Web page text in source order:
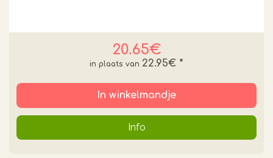
20.65€
22.95€ *
In winkelmandje
Info